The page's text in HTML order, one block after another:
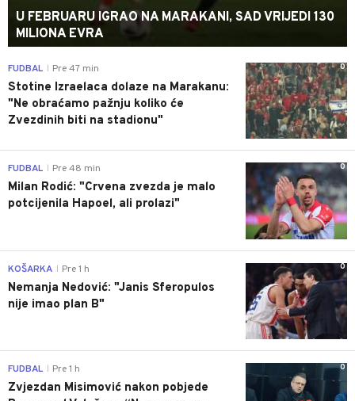
U FEBRUARU IGRAO NA MARAKANI, SAD VRIJEDI 130
MILIONA EVRA
0
FUDBAL Pre 47 min
Stotine Izraelaca dolaze na Marakanu:
"Ne obraćamo pažnju koliko će
Zvezdinih biti na stadionu"
0
FUDBAL Pre 48 min
Milan Rodić: "Crvena zvezda je malo
potcijenila Hapoel, ali prolazi"
0
KOŠARKA Pre 1 h
Nemanja Nedović: "Janis Sferopulos
nije imao plan B"
0
FUDBAL Pre 1 h
Zvjezdan Misimović nakon pobjede